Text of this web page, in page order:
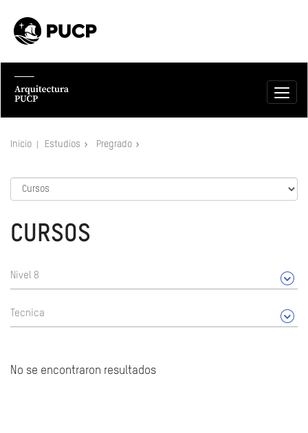
Inicio Estudios Pregrado
CURSOS
Nivel 8
Tecnica
No se encontraron resultados